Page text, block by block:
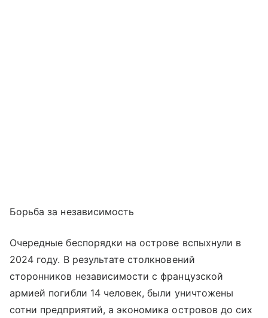
Борьба за независимость
Очередные беспорядки на острове вспыхнули в
2024 году. В результате столкновений
сторонников независимости с французской
армией погибли 14 человек, были уничтожены
сотни предприятий, а экономика островов до сих